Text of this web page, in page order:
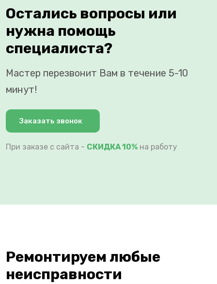
Остались вопросы или
нужна помощь
специалиста?
Мастер перезвонит Вам в течение 5-10
минут!
Заказать звонок
При заказе с сайта - СКИДКА 10% на работу
Ремонтируем любые
неисправности